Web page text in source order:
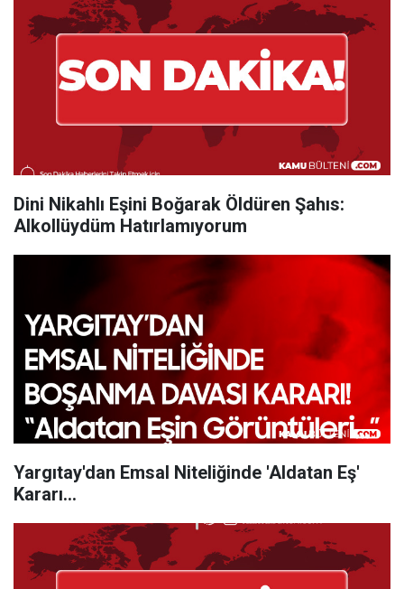
Dini Nikahlı Eşini Boğarak Öldüren Şahıs:
Alkollüydüm Hatırlamıyorum
Yargıtay'dan Emsal Niteliğinde 'Aldatan Eş'
Kararı...